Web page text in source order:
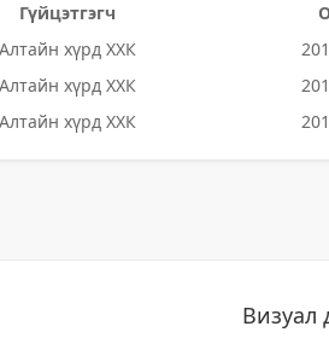
Гүйцэтгэгч
Алтайн хүрд ХХК
Алтайн хүрд ХХК
Алтайн хүрд ХХК
Визуал